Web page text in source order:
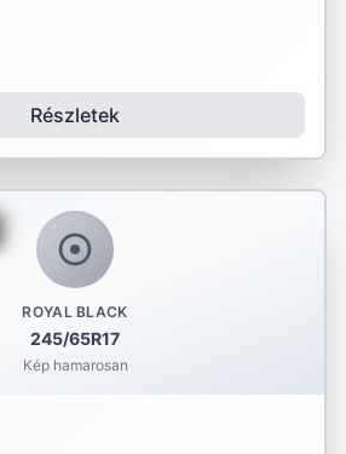
Részletek
ROYAL BLACK
245/65R17
Kép hamarosan